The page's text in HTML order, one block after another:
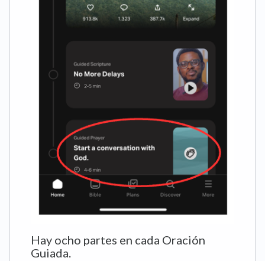
Hay ocho partes en cada Oración
Guiada.